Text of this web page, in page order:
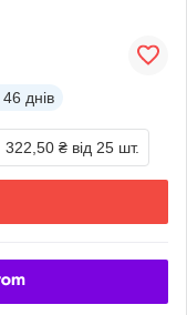
46 днів
322,50 ₴ від 25 шт.